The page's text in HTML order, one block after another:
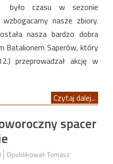
było czasu w sezonie
nasze zbiory.
nasza bardzo dobra
Batalionem Saperów, który
przeprowadzał akcję w
Czytaj dalej...
spacer
Opublikował: Tomasz